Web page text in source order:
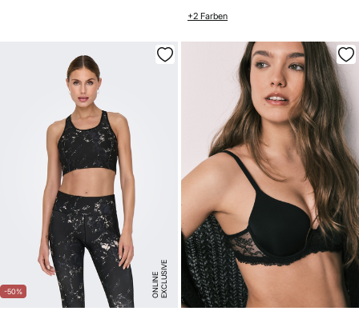
+2 Farben
-50% E
X
C
L
U
SI
V
E
O
N
LI
N
E